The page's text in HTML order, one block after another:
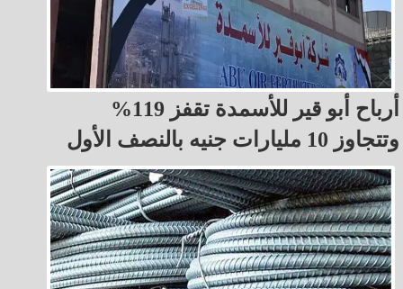
أرباح أبو قير للأسمدة تقفز 119%
وتتجاوز 10 مليارات جنيه بالنصف الأول